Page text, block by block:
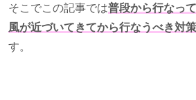
そこでこの記事では普段から行なっ
風が近づいてきてから行なうべき対策
す。